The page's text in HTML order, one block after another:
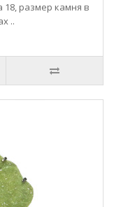
18, размер камня в
..